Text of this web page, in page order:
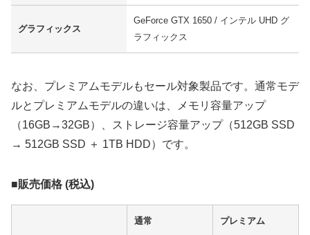
グラフィックス
GeForce GTX 1650 / インテル UHD グ
ラフィックス
なお、プレミアムモデルもセール対象製品です。通常モデ
ルとプレミアムモデルの違いは、メモリ容量アップ
（16GB→32GB）、ストレージ容量アップ（512GB SSD
→ 512GB SSD ＋ 1TB HDD）です。
■販売価格 (税込)
通常 プレミアム